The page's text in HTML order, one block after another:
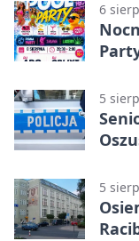
6
5
5